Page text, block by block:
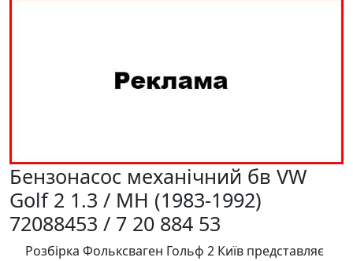
Бензонасос механічний бв VW
Golf 2 1.3 / MH (1983-1992)
72088453 / 7 20 884 53
Розбірка Фольксваген Гольф 2 Київ представляє